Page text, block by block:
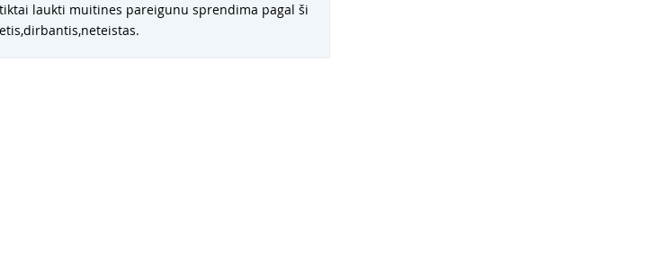
laukti muitines pareigunu sprendima pagal ši